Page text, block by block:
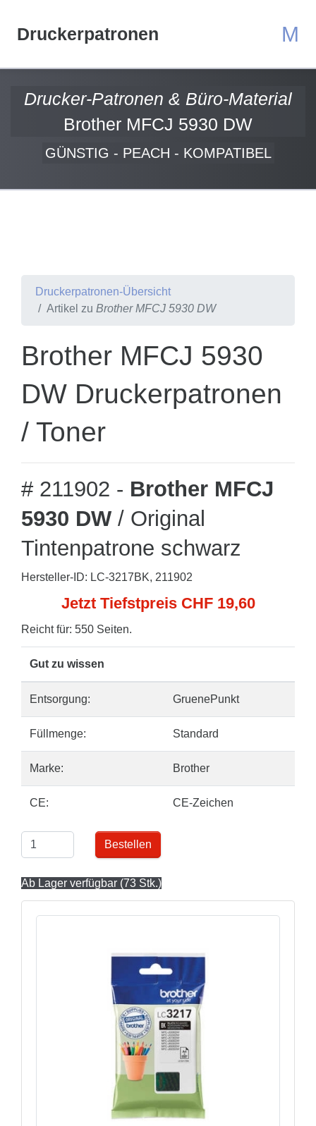
Druckerpatronen M
Drucker-Patronen & Büro-Material
Brother MFCJ 5930 DW
GÜNSTIG - PEACH - KOMPATIBEL
Druckerpatronen-Übersicht
Artikel zu Brother MFCJ 5930 DW
Brother MFCJ 5930
DW Druckerpatronen
/ Toner
# 211902 - Brother MFCJ
5930 DW / Original
Tintenpatrone schwarz
Hersteller-ID: LC-3217BK, 211902
Jetzt Tiefstpreis CHF 19,60
Reicht für: 550 Seiten.
Gut zu wissen
Entsorgung: GruenePunkt
Füllmenge: Standard
Marke: Brother
CE: CE-Zeichen
Bestellen
Ab Lager verfügbar (73 Stk.)